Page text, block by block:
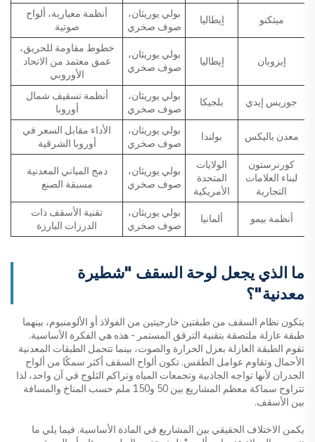
ميتكنو إيطاليا
بولي يوريثان،
صوف صخري
أنظمة معيارية، ألواح
صوتية
إيزوبان إيطاليا
بولي يوريثان،
صوف صخري
خطوط مقاومة للحريق،
عمق معتمد من الاتحاد
الأوروبي
جوريس إيدي بلجيكا
بولي يوريثان،
صوف صخري
أنظمة تسقيف شمال
أوروبا
معدن باليكس بولندا
بولي يوريثان،
صوف صخري
الأداء مقابل السعر في
أوروبا الشرقية
كورنرستون
لبناء العلامات
التجارية
الولايات
المتحدة
الأمريكية
بولي يوريثان،
صوف صخري
دمج المباني المعدنية
مسبقة الصنع
أنظمة بيمو ألمانيا
بولي يوريثان،
صوف صخري
تقنية الأسقف ذات
الدرزات البارزة
ما الذي يجعل لوحة السقف "شطيرة
معدنية"؟
يتكون نظام السقف من طبقتين خارجيتين من الفولاذ أو الألومنيوم، بينهما
طبقة عازلة ملتصقة بتقنية الترقق المستمر - هذه هي الفكرة الأساسية.
تقوم الطبقة العازلة بعزل الحرارة والصوت، بينما تتحمل الطبقات المعدنية
الأحمال وتقاوم عوامل الطقس. تكون ألواح السقف أكثر سمكًا من ألواح
الجدران لأنها تواجه الجاذبية وتجمعات المياه وتراكم الثلوج في آن واحد، لذا
تتراوح سماكة معظم المشاريع بين 50 و150 ملم حسب المناخ والمسافة
بين الأسقف.
يكمن الاختلاف الحقيقي بين المشاريع في المادة الأساسية. فيما يلي ما